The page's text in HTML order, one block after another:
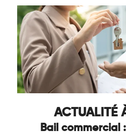
ACTUALITÉ
Bail commercial